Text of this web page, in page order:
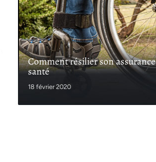
Comment résilier son assurance
santé
18 février 2020